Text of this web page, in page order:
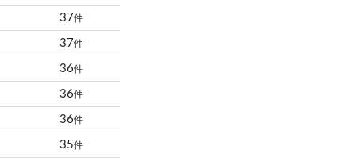
37件
37件
36件
36件
36件
35件